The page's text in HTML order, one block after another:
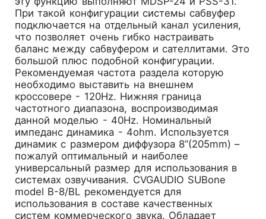
При такой конфигурации системы сабвуфер
подключается на отдельный канал усиления,
что позволяет очень гибко настраивать
баланс между сабвуфером и сателлитами. Это
большой плюс подобной конфигурации.
Рекомендуемая частота раздела которую
необходимо выставить на внешнем
кроссовере - 120Hz. Нижняя граница
частотного диапазона, воспроизводимая
данной моделью - 40Hz. Номинальный
импеданс динамика - 4ohm. Используется
динамик с размером диффузора 8”(205mm) –
пожалуй оптимальный и наиболее
универсальный размер для использования в
системах озвучивания. CVGAUDIO SUBone
model B-8/BL рекомендуется для
использования в составе качественных
систем коммерческого звука. Обладает